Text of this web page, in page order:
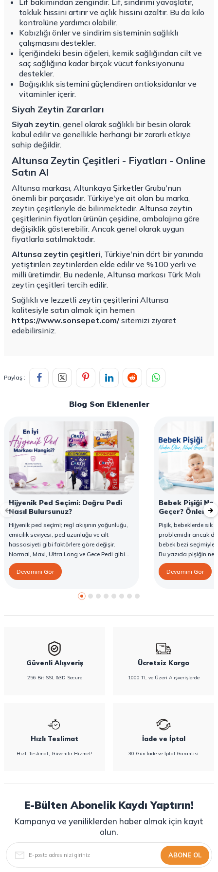
Lif bakımından zengindir. Lif, sindirimi yavaşlatır,
tokluk hissini artırır ve açlık hissini azaltır. Bu da kilo
kontrolüne yardımcı olabilir.
Kabızlığı önler ve sindirim sisteminin sağlıklı
çalışmasını destekler.
İçeriğindeki besin öğeleri, kemik sağlığından cilt ve
saç sağlığına kadar birçok vücut fonksiyonunu
destekler.
Bağışıklık sistemini güçlendiren antioksidanlar ve
vitaminler içerir.
Siyah Zeytin Zararları
Siyah zeytin, genel olarak sağlıklı bir besin olarak
kabul edilir ve genellikle herhangi bir zararlı etkiye
sahip değildir.
Altunsa Zeytin Çeşitleri - Fiyatları - Online
Satın Al
Altunsa markası, Altunkaya Şirketler Grubu'nun
önemli bir parçasıdır. Türkiye'ye ait olan bu marka,
zeytin çeşitleriyle de bilinmektedir. Altunsa zeytin
çeşitlerinin fiyatları ürünün çeşidine, ambalajına göre
değişiklik gösterebilir. Ancak genel olarak uygun
fiyatlarla satılmaktadır.
Altunsa zeytin çeşitleri, Türkiye'nin dört bir yanında
yetiştirilen zeytinlerden elde edilir ve %100 yerli ve
milli üretimdir. Bu nedenle, Altunsa markası Türk Malı
zeytin çeşitleri tercih edilir.
Sağlıklı ve lezzetli zeytin çeşitlerini Altunsa
kalitesiyle satın almak için hemen
https://www.sonsepet.com/sitemizi ziyaret
edebilirsiniz.
Paylaş :
Blog Son Eklenenler
Hijyenik Ped Seçimi: Doğru Pedi
Nasıl Bulursunuz?
Hijyenik ped seçimi; regl akışının yoğunluğu,
emicilik seviyesi, ped uzunluğu ve cilt
hassasiyeti gibi faktörlere göre değişir.
Normal, Maxi, Ultra Long ve Gece Pedi gibi
farklı seçenekler, farklı ihtiyaçlara yönelik
koruma sunar. Doğru ped seçimi gün boyu
rehberde hijyenik ped çeşitleri, seçim kriterleri
Devamını Gör
Bebek Pişiği
Geçer? Önleme
Pişik, bebeklerde sık
problemidir ancak
bebek bezi seçimiyle
Bu yazıda pişiğin
yöntemlerini ve
karşı destekleyici
Devamını Gör
Güvenli Alışveriş
256 Bit SSL &3D Secure
Ücretsiz Kargo
1000 TL ve Üzeri Alışverişlerde
Hızlı Teslimat
Hızlı Teslimat, Güvenilir Hizmet!
İade ve İptal
30 Gün İade ve İptal Garantisi
E-Bülten Abonelik Kaydı Yaptırın!
Kampanya ve yeniliklerden haber almak için kayıt
olun.
ABONE OL